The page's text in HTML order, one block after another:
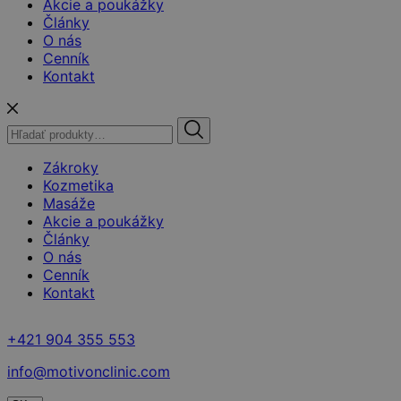
Akcie a poukážky
Články
O nás
Cenník
Kontakt
Hľadať:
Zákroky
Kozmetika
Masáže
Akcie a poukážky
Články
O nás
Cenník
Kontakt
+421 904 355 553
info@motivonclinic.com